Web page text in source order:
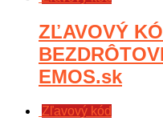
ZĽAVOVÝ
EMOS.sk
Zľavový kód